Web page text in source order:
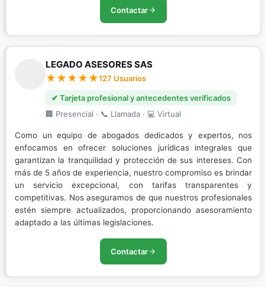
Contactar
LEGADO ASESORES SAS
127 Usuarios
✔ Tarjeta profesional y antecedentes verificados
🏢 Presencial · 📞 Llamada · 💻 Virtual
Como un equipo de abogados dedicados y expertos, nos
enfocamos en ofrecer soluciones jurídicas integrales que
garantizan la tranquilidad y protección de sus intereses. Con
más de 5 años de experiencia, nuestro compromiso es brindar
un servicio excepcional, con tarifas transparentes y
competitivas. Nos aseguramos de que nuestros profesionales
estén siempre actualizados, proporcionando asesoramiento
adaptado a las últimas legislaciones.
Contactar